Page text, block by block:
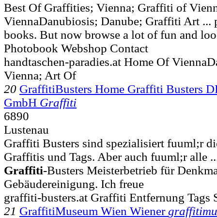
Best Of Graffities; Vienna; Graffiti of
ViennaDanubiosis; Danube; Graffiti Art ...
books. But now browse a lot of fun and
Photobook Webshop Contact
handtaschen-paradies.at Home Of
Vienna; Art Of
20 GraffitiBusters Home Graffiti Busters
GmbH Graffiti
6890
Lustenau
Graffiti Busters sind spezialisiert fuuml;r
Graffitis und Tags. Aber auch fuuml;r alle
Graffiti-Busters Meisterbetrieb für
Gebäudereinigung. Ich freue
graffiti-busters.at Graffiti Entfernung Tags
21 GraffitiMuseum Wien Wiener